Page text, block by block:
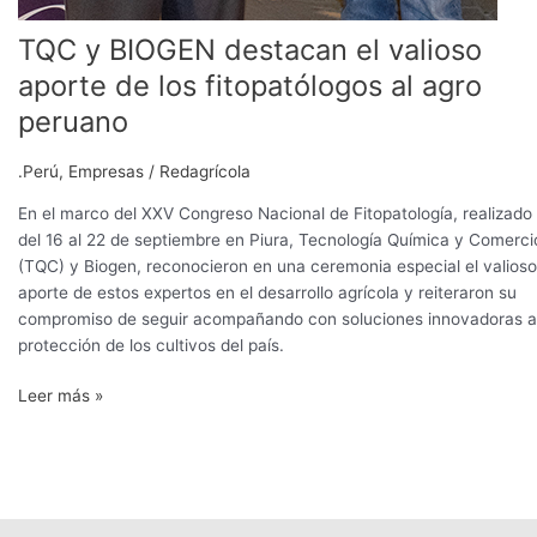
TQC y BIOGEN destacan el valioso
aporte de los fitopatólogos al agro
peruano
.Perú, Empresas / Redagrícola
En el marco del XXV Congreso Nacional de Fitopatología, realizado
del 16 al 22 de septiembre en Piura, Tecnología Química y
(TQC) y Biogen, reconocieron en una ceremonia especial el valioso
aporte de estos expertos en el desarrollo agrícola y reiteraron su
compromiso de seguir acompañando con soluciones innovadoras
protección de los cultivos del país.
Leer más »